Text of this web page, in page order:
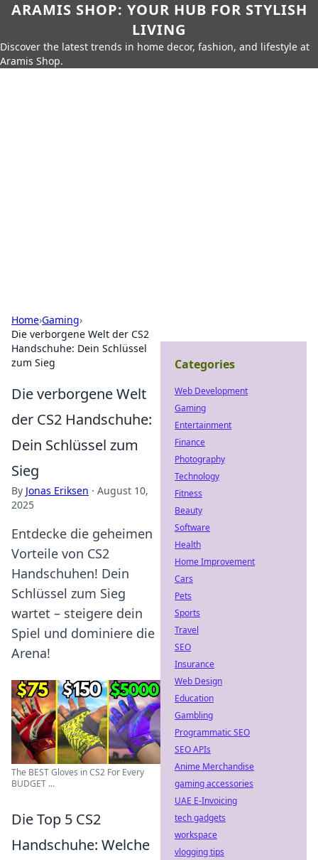
ARAMIS SHOP: YOUR HUB FOR STYLISH
LIVING
Discover the latest trends in home decor, fashion, and lifestyle at
Aramis Shop.
Home›Gaming›
Die verborgene Welt der CS2
Handschuhe: Dein Schlüssel
zum Sieg
Die verborgene Welt
der CS2 Handschuhe:
Dein Schlüssel zum
Sieg
By Jonas Eriksen · August 10,
2025
Entdecke die geheimen
Vorteile von CS2
Handschuhen! Dein
Schlüssel zum Sieg
wartet – steigere dein
Spiel und dominiere die
Arena!
The BEST Gloves in CS2 For Every
BUDGET ...
Die Top 5 CS2
Handschuhe: Welche
Categories
Web Development
Gaming
Entertainment
Finance
Photography
Technology
Fitness
Beauty
Software
Health
Home Improvement
Cars
Pets
Sports
Travel
SEO
Insurance
Web Design
Education
Gambling
Programmatic SEO
SEO APIs
Anime Merchandise
gaming accessories
UAE E-Invoicing
tech gadgets
workspace
vlogging tips